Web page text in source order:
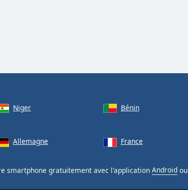
Niger Bénin
Allemagne France
smartphone gratuitement avec l'application Android ou